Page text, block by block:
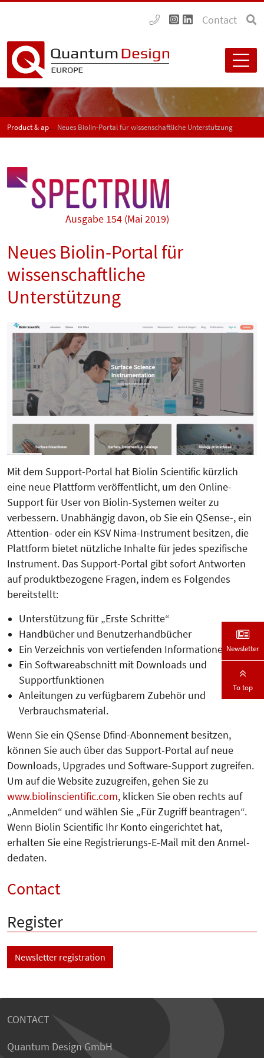
Contact
Product & application news - SPECTRUMNeues Biolin-Portal für wissenschaftliche Unterstützung
Ausgabe 154 (Mai 2019)
Neues Biolin-Portal für
wissenschaftliche
Unterstützung
Mit dem Support-Portal hat Biolin Scientific kürzlich
eine neue Plattform veröffentlicht, um den Online-
Support für User von Biolin-Systemen weiter zu
verbessern. Unabhängig davon, ob Sie ein QSense-, ein
Attention- oder ein KSV Nima-Instrument besitzen, die
Plattform bietet nützliche Inhalte für jedes spezifische
Instrument. Das Support-Portal gibt sofort Antworten
auf produktbezogene Fragen, indem es Folgendes
bereitstellt:
Unterstützung für „Erste Schritte“
Handbücher und Benutzerhandbücher
Ein Verzeichnis von vertiefenden Informationen
Ein Softwareabschnitt mit Downloads und
Supportfunktionen
Anleitungen zu verfügbarem Zubehör und
Verbrauchsmaterial.
Wenn Sie ein QSense Dfind-Abon­nement besitzen,
können Sie auch über das Support-Portal auf neue
Downloads, Upgrades und Software-Support zugreifen.
Um auf die Website zuzugreifen, gehen Sie zu
www.biolinscientific.com, klicken Sie oben rechts auf
„Anmelden“ und wählen Sie „Für Zugriff beantragen“.
Wenn Biolin Scientific Ihr Konto eingerichtet hat,
erhalten Sie eine Re­gistrierungs-E-Mail mit den An­mel­
de­daten.
Contact
Register
Newsletter registration
CONTACT
Quantum Design GmbH
Newsletter
To top